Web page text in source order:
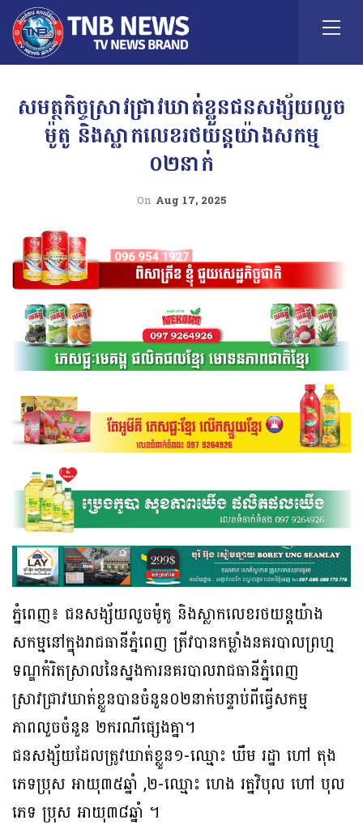
សមត្ថកិច្ចស្រាវជ្រាវឃាត់ខ្លួនជនសង្ស័យលួច
ម៉ូតូ និងស្លាកលេខរថយន្តយ៉ាងសកម្ម
០២នាក់
On Aug 17, 2025
ភ្នំពេញ៖ ជនសង្ស័យលួចម៉ូតូ និងស្លាកលេខរថយន្តយ៉ាង
សកម្មនៅក្នុងរាជធានីភ្នំពេញ ត្រីវបានកម្លាំងនគរបាលព្រហ្ម
ទណ្ឌកំរិតស្រាលនៃស្នងការនគរបាលរាជធានីភ្នំពេញ
ស្រាវជ្រាវឃាត់ខ្លួនបានចំនួន០២នាក់បន្ទាប់ពីធ្វើសកម្ម
ភាពលួចចំនួន ២ករណីផ្សេងគ្នា។
ជនសង្ស័យដែលត្រូវឃាត់ខ្លួន១-ឈ្មោះ ឃឹម រដ្ឋា ហៅ តុង
ភេទប្រុស អាយុ៣៥ឆ្នាំ ,២-ឈ្មោះ ហេង រត្នវិបុល ហៅ បុល
ភេទ ប្រុស អាយុ៣៨ឆ្នាំ ។